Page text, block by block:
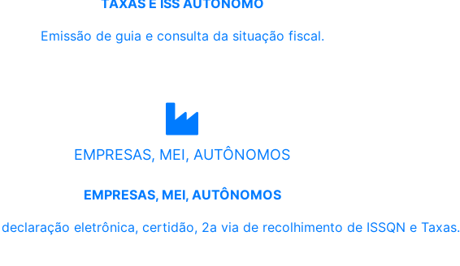
TAXAS E ISS AUTÔNOMO
Emissão de guia e consulta da situação fiscal.
EMPRESAS, MEI, AUTÔNOMOS
EMPRESAS, MEI, AUTÔNOMOS
eletrônica, certidão, 2a via de recolhimento de ISSQN e Taxas.